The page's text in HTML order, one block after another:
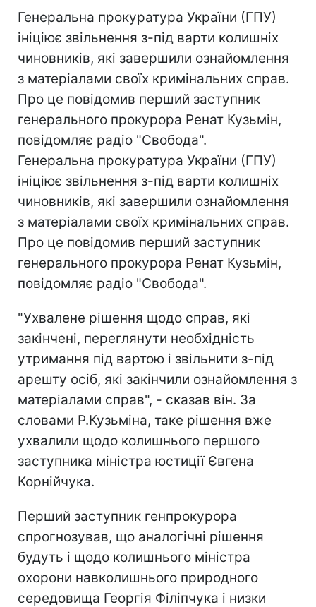
Генеральна прокуратура України (ГПУ)
ініціює звільнення з-під варти колишніх
чиновників, які завершили ознайомлення
з матеріалами своїх кримінальних справ.
Про це повідомив перший заступник
генерального прокурора Ренат Кузьмін,
повідомляє радіо "Свобода".
Генеральна прокуратура України (ГПУ)
ініціює звільнення з-під варти колишніх
чиновників, які завершили ознайомлення
з матеріалами своїх кримінальних справ.
Про це повідомив перший заступник
генерального прокурора Ренат Кузьмін,
повідомляє радіо "Свобода".
"Ухвалене рішення щодо справ, які
закінчені, переглянути необхідність
утримання під вартою і звільнити з-під
арешту осіб, які закінчили ознайомлення з
матеріалами справ", - сказав він. За
словами Р.Кузьміна, таке рішення вже
ухвалили щодо колишнього першого
заступника міністра юстиції Євгена
Корнійчука.
Перший заступник генпрокурора
спрогнозував, що аналогічні рішення
будуть і щодо колишнього міністра
охорони навколишнього природного
середовища Георгія Філіпчука і низки